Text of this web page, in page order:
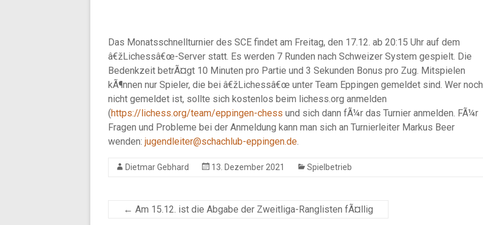
Das Monatsschnellturnier des SCE findet am Freitag, den 17.12. ab 20:15 Uhr auf dem
â€žLichessâ€œ-Server statt. Es werden 7 Runden nach Schweizer System gespielt. Die
Bedenkzeit betrÃ¤gt 10 Minuten pro Partie und 3 Sekunden Bonus pro Zug. Mitspielen
kÃ¶nnen nur Spieler, die bei â€žLichessâ€œ unter Team Eppingen gemeldet sind. Wer noch
nicht gemeldet ist, sollte sich kostenlos beim lichess.org anmelden
(https://lichess.org/team/eppingen-chess und sich dann fÃ¼r das Turnier anmelden. FÃ¼r
Fragen und Probleme bei der Anmeldung kann man sich an Turnierleiter Markus Beer
wenden: jugendleiter@schachlub-eppingen.de.
Dietmar Gebhard 13. Dezember 2021 Spielbetrieb
← Am 15.12. ist die Abgabe der Zweitliga-Ranglisten fÃ¤llig